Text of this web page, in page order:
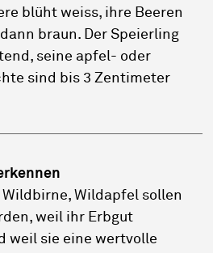
blüht weiss, ihre Beeren
braun. Der Speierling
seine apfel- oder
sind bis 3 Zentimeter
Wildbirne, Wildapfel sollen
weil ihr Erbgut
weil sie eine wertvolle